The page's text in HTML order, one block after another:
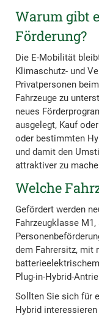
Warum gibt
Förderung?
Die E-Mobilität
Klimaschutz- und
Privatpersonen
Fahrzeuge zu
neues
ausgelegt, Kauf
oder bestimmten
und damit den
attraktiver zu
Welche
Gefördert werden
Fahrzeugklasse
dem Fahrersitz, mit
Plug-in-Hybrid-
Sollten Sie sich für
Hybrid